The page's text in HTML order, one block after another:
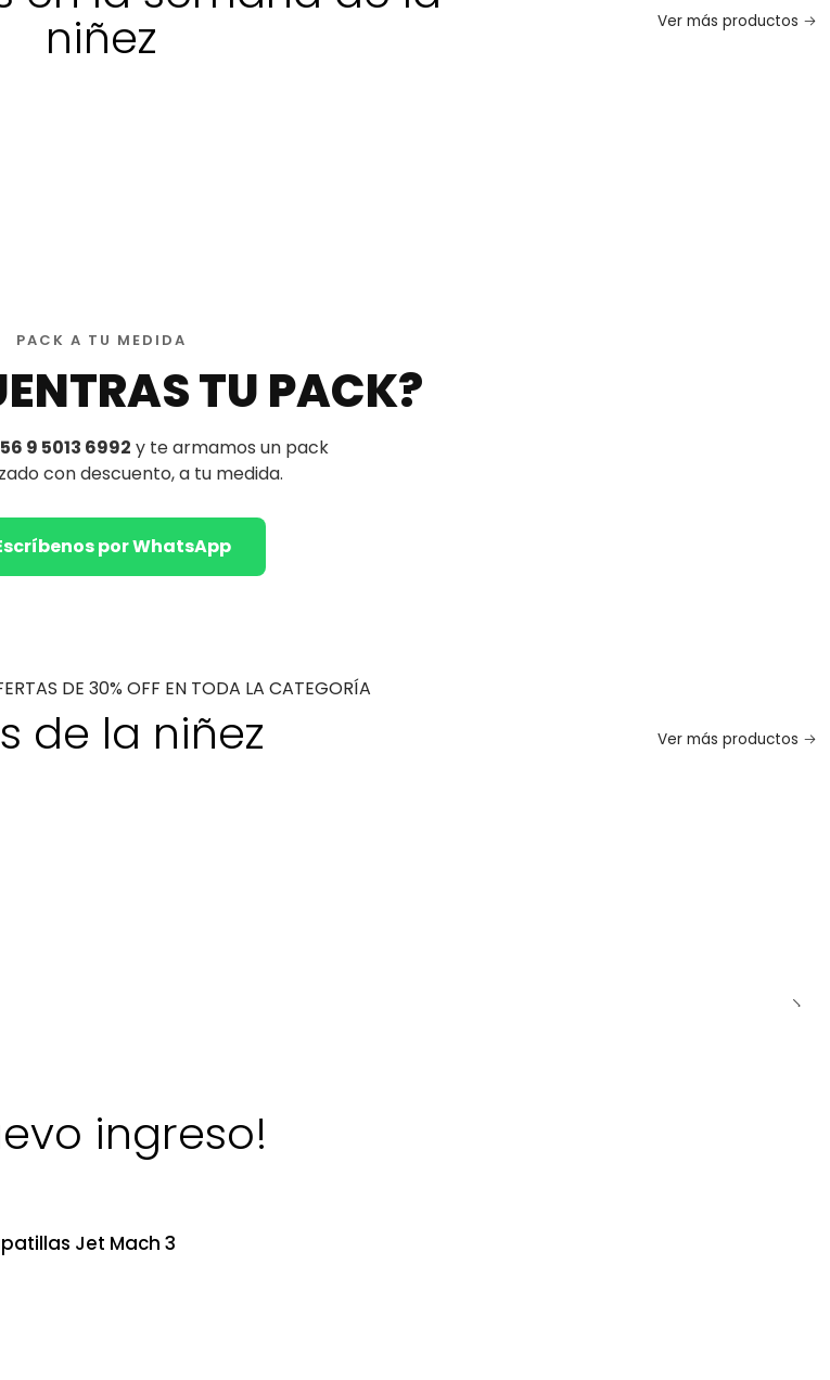
niñez Ver más productos
PACK A TU MEDIDA
TU PACK?
9 5013 6992 y te armamos un pack
con descuento, a tu medida.
por WhatsApp
DE 30% OFF EN TODA LA CATEGORÍA
de la niñez Ver más productos
ingreso!
Jet Mach 3